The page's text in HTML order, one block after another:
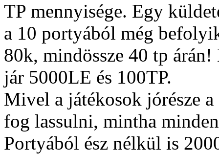
TP mennyisége. Egy
a 10 portyából még
80k, mindössze 40 tp árán!
jár 5000LE és 100TP.
Mivel a játékosok jórésze
fog lassulni, mintha
Portyából ész nélkül is